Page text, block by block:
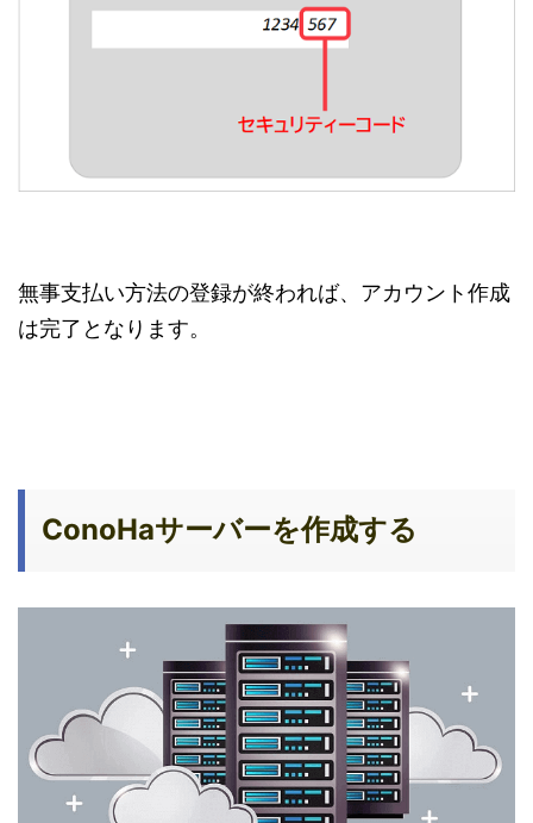
無事支払い方法の登録が終われば、アカウント作成
は完了となります。
ConoHaサーバーを作成する